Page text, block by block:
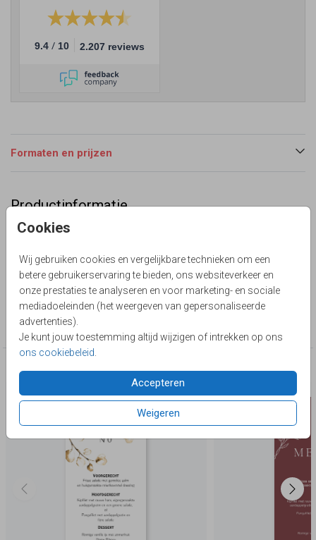
Cookies
Wij gebruiken cookies en vergelijkbare technieken om een
betere gebruikerservaring te bieden, ons websiteverkeer en
onze prestaties te analyseren en voor marketing- en sociale
mediadoeleinden (het weergeven van gepersonaliseerde
advertenties).
Je kunt jouw toestemming altijd wijzigen of intrekken op ons
ons cookiebeleid
Accepteren
Weigeren
9.4 / 10 2.207 reviews
Formaten en prijzen
Productinformatie
Omschrijving
goudlook met geel en grijs accent. Alles staat los.
Lievez
Collectie
Menukaart
Deze producten zijn wellicht ook iets voor je